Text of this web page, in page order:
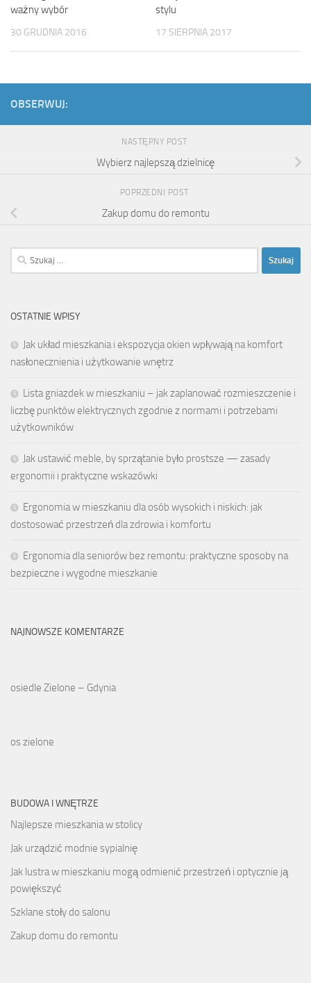
ważny wybór
30 GRUDNIA 2016
stylu
17 SIERPNIA 2017
OBSERWUJ:
NASTĘPNY POST
Wybierz najlepszą dzielnicę
POPRZEDNI POST
Zakup domu do remontu
Szukaj:
OSTATNIE WPISY
Jak układ mieszkania i ekspozycja okien wpływają na komfort
nasłonecznienia i użytkowanie wnętrz
Lista gniazdek w mieszkaniu – jak zaplanować rozmieszczenie i
liczbę punktów elektrycznych zgodnie z normami i potrzebami
użytkowników
Jak ustawić meble, by sprzątanie było prostsze — zasady
ergonomii i praktyczne wskazówki
Ergonomia w mieszkaniu dla osób wysokich i niskich: jak
dostosować przestrzeń dla zdrowia i komfortu
Ergonomia dla seniorów bez remontu: praktyczne sposoby na
bezpieczne i wygodne mieszkanie
NAJNOWSZE KOMENTARZE
osiedle Zielone – Gdynia
os zielone
BUDOWA I WNĘTRZE
Najlepsze mieszkania w stolicy
Jak urządzić modnie sypialnię
Jak lustra w mieszkaniu mogą odmienić przestrzeń i optycznie ją
powiększyć
Szklane stoły do salonu
Zakup domu do remontu